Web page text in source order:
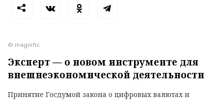
© magnific
Эксперт — о новом инструменте для
внешнеэкономической деятельности
Принятие Госдумой закона о цифровых валютах и